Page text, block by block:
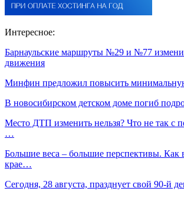
Интересное:
Барнаульские маршруты №29 и №77
движения
Минфин предложил повысить
В новосибирском детском доме погиб
Место ДТП изменить нельзя? Что не так с
…
Большие веса – большие перспективы. Как
крае…
Сегодня, 28 августа, празднует свой 90-й